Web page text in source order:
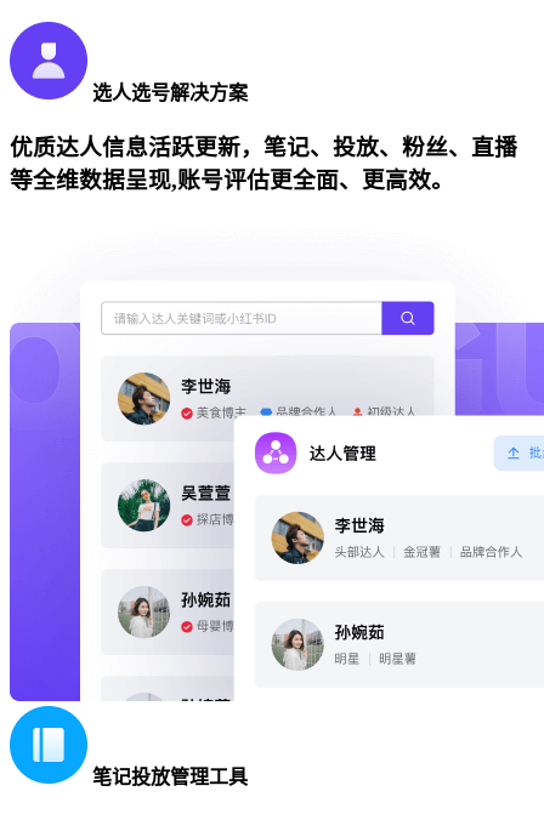
选人选号解决方案
优质达人信息活跃更新，笔记、投放、粉丝、直播
等全维数据呈现,账号评估更全面、更高效。
笔记投放管理工具